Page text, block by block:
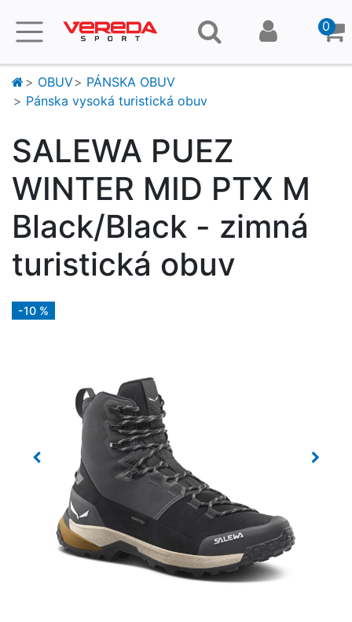
0
OBUV
PÁNSKA OBUV
Pánska vysoká turistická obuv
SALEWA PUEZ
WINTER MID PTX M
Black/Black - zimná
turistická obuv
-10 %
Previous Next